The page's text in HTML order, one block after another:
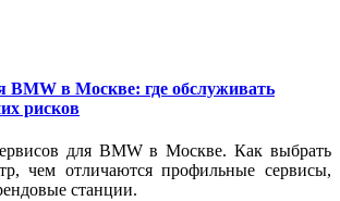
BMW в Москве: где обслуживать
рисков
для BMW в Москве. Как выбрать
чем отличаются профильные сервисы,
станции.